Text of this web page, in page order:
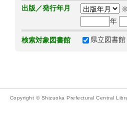
出版／発行年月
年
検索対象図書館 県立図書館
Copyright © Shizuoka Prefectural Central